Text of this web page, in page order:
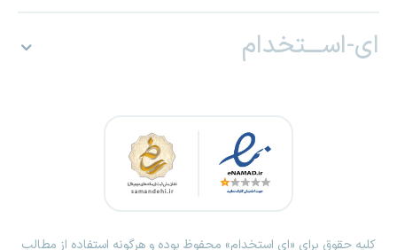
ای-اســـتخدام
کلیه حقوق برای «ای استخدام» محفوظ بوده و هرگونه استفاده از مطالب